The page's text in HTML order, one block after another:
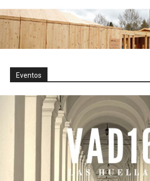
Eventos